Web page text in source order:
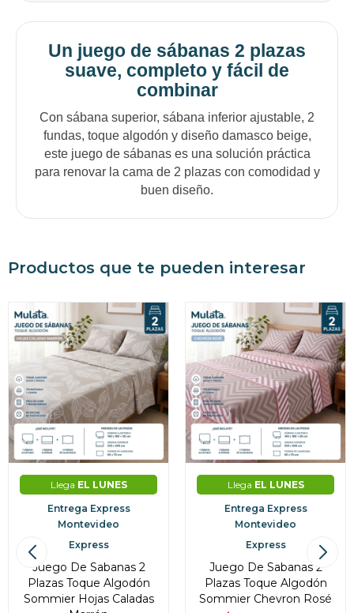
Un juego de sábanas 2 plazas
suave, completo y fácil de
combinar
Con sábana superior, sábana inferior ajustable, 2
fundas, toque algodón y diseño damasco beige,
este juego de sábanas es una solución práctica
para renovar la cama de 2 plazas con comodidad y
buen diseño.
Productos que te pueden interesar
Llega EL LUNES
Entrega Express
Montevideo
Express
Juego De Sabanas 2
Plazas Toque Algodón
Sommier Hojas Caladas
Llega EL LUNES
Entrega Express
Montevideo
Express
Juego De Sabanas 2
Plazas Toque Algodón
Sommier Chevron Rosé